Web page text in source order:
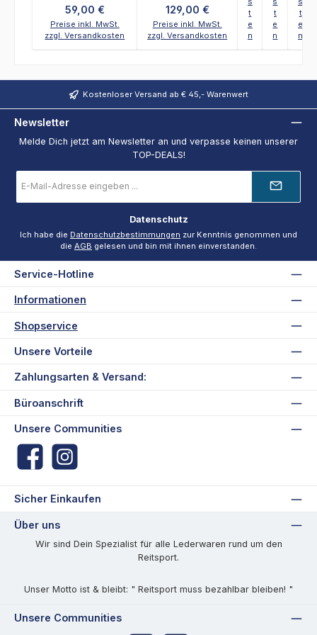
Regulärer Preis:
59,00 €
Preise inkl. MwSt.
zzgl. Versandkosten
Regulärer Preis:
129,00 €
Preise inkl. MwSt.
zzgl. Versandkosten
t
e
n
t
e
n
t
e
n
Kostenloser Versand ab € 45,- Warenwert
Newsletter
Melde Dich jetzt am Newsletter an und verpasse keinen unserer
TOP-DEALS!
Mail-
Datenschutz
Ich habe die Datenschutzbestimmungen zur Kenntnis genommen und
die AGB gelesen und bin mit ihnen einverstanden.
Service-Hotline
Informationen
Shopservice
Unsere Vorteile
Unsere Communities
FacebookInstagram
Zahlungsarten & Versand:
Büroanschrift
Sicher Einkaufen
Über uns
Wir sind Dein Spezialist für alle Lederwaren rund um den
Reitsport.
Unser Motto ist & bleibt: " Reitsport muss bezahlbar bleiben! "
Unsere Communities